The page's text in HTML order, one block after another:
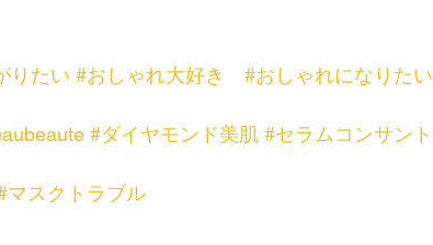
りたい #おしゃれ大好き
#おしゃれになりたい
#ダイヤモンド美肌 #セラムコンサント
マスクトラブル